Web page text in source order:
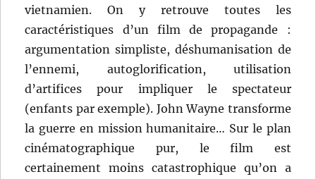
vietnamien. On y retrouve toutes les
caractéristiques d’un film de propagande :
argumentation simpliste, déshumanisation de
l’ennemi, autoglorification, utilisation
d’artifices pour impliquer le spectateur
(enfants par exemple). John Wayne transforme
la guerre en mission humanitaire… Sur le plan
cinématographique pur, le film est
certainement moins catastrophique qu’on a